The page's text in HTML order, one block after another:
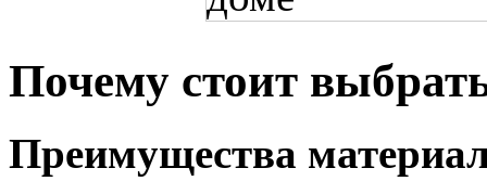
Почему стоит
Преимущества